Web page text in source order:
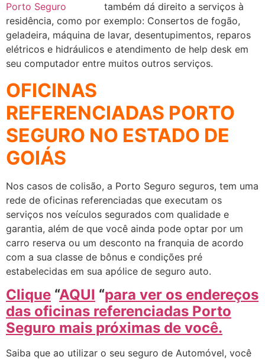
também dá direito a serviços à
residência, como por exemplo: Consertos de fogão,
geladeira, máquina de lavar, desentupimentos, reparos
elétricos e hidráulicos e atendimento de help desk em
seu computador entre muitos outros serviços.
OFICINAS
REFERENCIADAS PORTO
SEGURO NO ESTADO DE
GOIÁS
Nos casos de colisão, a Porto Seguro seguros, tem uma
rede de oficinas referenciadas que executam os
serviços nos veículos segurados com qualidade e
garantia, além de que você ainda pode optar por um
carro reserva ou um desconto na franquia de acordo
com a sua classe de bônus e condições pré
estabelecidas em sua apólice de seguro auto.
Clique “AQUI “para ver os endereços
das oficinas referenciadas Porto
Seguro mais próximas de você.
Saiba que ao utilizar o seu seguro de Automóvel, você